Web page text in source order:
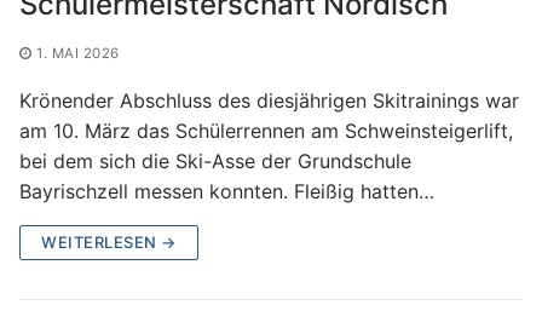
1. MAI 2026
Krönender Abschluss des diesjährigen Skitrainings war
am 10. März das Schülerrennen am Schweinsteigerlift,
bei dem sich die Ski-Asse der Grundschule
Bayrischzell messen konnten. Fleißig hatten…
WEITERLESEN →